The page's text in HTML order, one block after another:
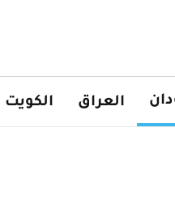
العراق الكويت